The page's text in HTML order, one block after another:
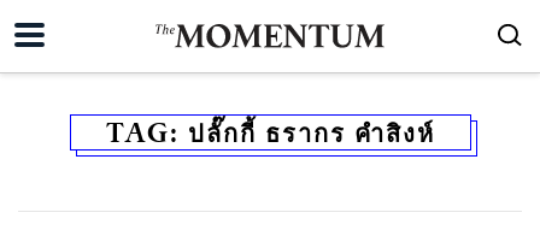
TAG: ปลั๊กกี้ ธรากร คำสิงห์